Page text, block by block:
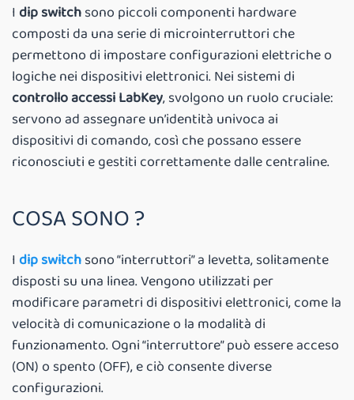
I dip switchsono piccoli componenti hardware
composti da una serie di microinterruttori che
permettono di impostare configurazioni elettriche o
logiche nei dispositivi elettronici. Nei sistemi di
controllo accessi LabKey, svolgono un ruolo cruciale:
servono ad assegnare un’identità univoca ai
dispositivi di comando, così che possano essere
riconosciuti e gestiti correttamente dalle centraline.
COSA SONO ?
I dip switchsono “interruttori” a levetta, solitamente
disposti su una linea. Vengono utilizzati per
modificare parametri di dispositivi elettronici, come la
velocità di comunicazione o la modalità di
funzionamento. Ogni “interruttore” può essere acceso
(ON) o spento (OFF), e ciò consente diverse
configurazioni.